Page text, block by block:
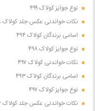
نوع جوایز کولاک ۴۹۹
نکات خواندنی عکس جلد کولاک ۴۹۸
اسامی برندگان کولاک ۴۹۴
نوع جوایز کولاک ۴۹۸
نکات خواندنی کولاک ۴۹۷
اسامی برندگان کولاک ۴۹۳
نوع جوایز کولاک ۴۹۷
نکات خواندنی عکس جلد کولاک ۴۹۶